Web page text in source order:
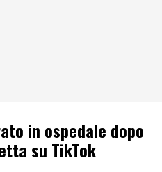
in ospedale dopo
su TikTok